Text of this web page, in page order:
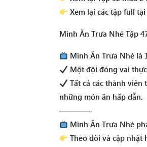
Xem lại các tập full tại
Mình Ăn Trưa Nhé Tập
Mình Ăn Trưa Nhé là
Một đội đóng vai
Tất cả các thành
những món ăn hấp dẫn.
————-
Mình Ăn Trưa Nhé
Theo dõi và cập